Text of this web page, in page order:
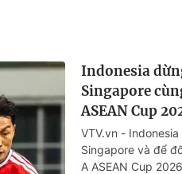
Indonesia
Singapore
ASEAN Cup
VTV.vn -
Singapore và để
A ASEAN Cup